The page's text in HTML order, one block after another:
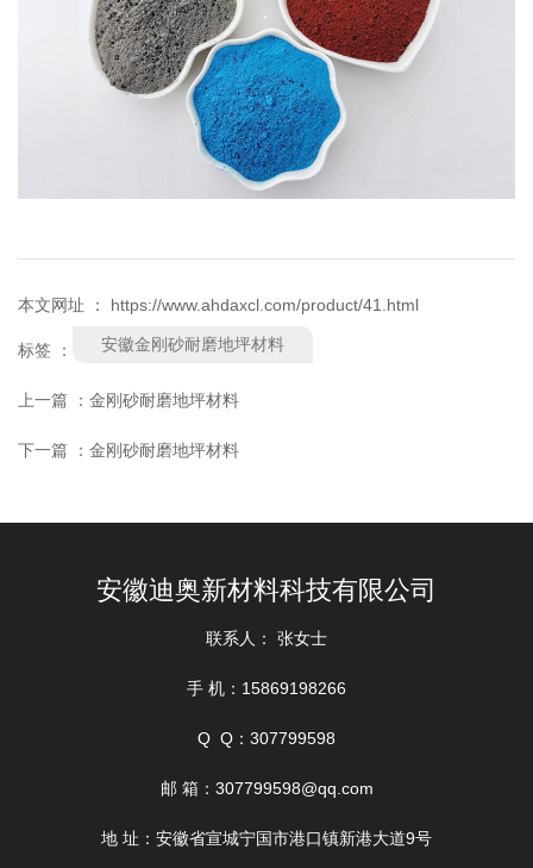
本文网址 ： https://www.ahdaxcl.com/product/41.html
标签 ： 安徽金刚砂耐磨地坪材料
上一篇 ： 金刚砂耐磨地坪材料
下一篇 ： 金刚砂耐磨地坪材料
安徽迪奥新材料科技有限公司
联系人： 张女士
手 机：15869198266
Q Q：307799598
邮 箱：307799598@qq.com
地 址：安徽省宣城宁国市港口镇新港大道9号